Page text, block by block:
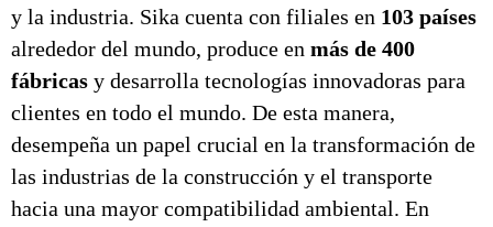
y la industria. Sika cuenta con filiales en 103 países
alrededor del mundo, produce en más de 400
fábricas y desarrolla tecnologías innovadoras para
clientes en todo el mundo. De esta manera,
desempeña un papel crucial en la transformación de
las industrias de la construcción y el transporte
hacia una mayor compatibilidad ambiental. En